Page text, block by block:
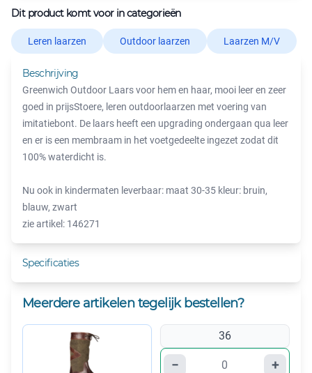
Dit product komt voor in categorieën
Leren laarzen Outdoor laarzen Laarzen M/V
Beschrijving
Greenwich Outdoor Laars voor hem en haar, mooi leer en zeer
goed in prijsStoere, leren outdoorlaarzen met voering van
imitatiebont. De laars heeft een upgrading ondergaan qua leer
en er is een membraam in het voetgedeelte ingezet zodat dit
100% waterdicht is.
Nu ook in kindermaten leverbaar: maat 30-35 kleur: bruin,
blauw, zwart
zie artikel: 146271
Specificaties
Meerdere artikelen tegelijk bestellen?
36
− +